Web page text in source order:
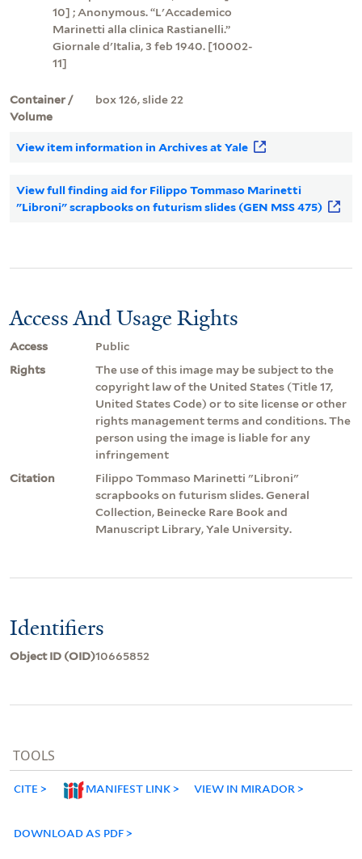
10] ; Anonymous. “L'Accademico
Marinetti alla clinica Rastianelli.”
Giornale d'Italia, 3 feb 1940. [10002-
11]
Container /
Volume
box 126, slide 22
View item information in Archives at Yale
View full finding aid for Filippo Tommaso Marinetti
"Libroni" scrapbooks on futurism slides (GEN MSS 475)
Access And Usage Rights
Access
Public
Rights
The use of this image may be subject to the
copyright law of the United States (Title 17,
United States Code) or to site license or other
rights management terms and conditions. The
person using the image is liable for any
infringement
Citation
Filippo Tommaso Marinetti "Libroni"
scrapbooks on futurism slides. General
Collection, Beinecke Rare Book and
Manuscript Library, Yale University.
Identifiers
Object ID (OID)10665852
TOOLS
CITE MANIFEST LINK VIEW IN MIRADOR
DOWNLOAD AS PDF